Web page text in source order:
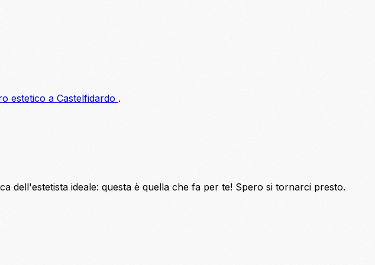
estetico a Castelfidardo .
dell'estetista ideale: questa è quella che fa per te! Spero si tornarci presto.